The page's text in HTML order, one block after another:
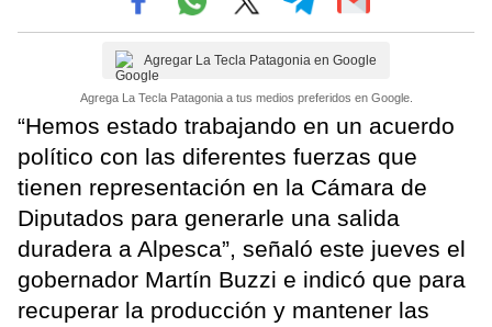
Agregar La Tecla Patagonia en Google
Agrega La Tecla Patagonia a tus medios preferidos en Google.
“Hemos estado trabajando en un acuerdo
político con las diferentes fuerzas que
tienen representación en la Cámara de
Diputados para generarle una salida
duradera a Alpesca”, señaló este jueves el
gobernador Martín Buzzi e indicó que para
recuperar la producción y mantener las